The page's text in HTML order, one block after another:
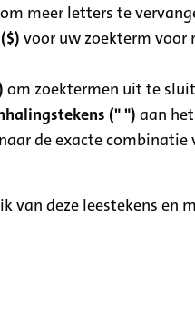
om meer letters te
voor uw zoekterm voor
om zoektermen uit te
(" ") aan
de exacte combinatie
van deze leestekens en